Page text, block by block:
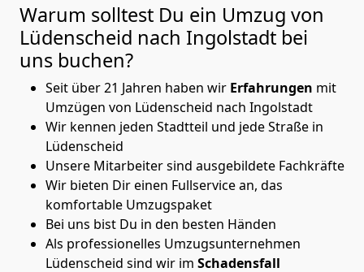
Warum solltest Du ein Umzug von
Lüdenscheid nach Ingolstadt bei
uns buchen?
Seit über 21 Jahren haben wir Erfahrungen mit
Umzügen von Lüdenscheid nach Ingolstadt
Wir kennen jeden Stadtteil und jede Straße in
Lüdenscheid
Unsere Mitarbeiter sind ausgebildete Fachkräfte
Wir bieten Dir einen Fullservice an, das
komfortable Umzugspaket
Bei uns bist Du in den besten Händen
Als professionelles Umzugsunternehmen
Lüdenscheid sind wir im Schadensfall